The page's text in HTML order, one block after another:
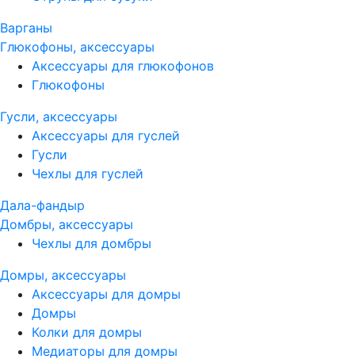
Варганы
Глюкофоны, аксессуары
Аксессуары для глюкофонов
Глюкофоны
Гусли, аксессуары
Аксессуары для гуслей
Гусли
Чехлы для гуслей
Дала-фандыр
Домбры, аксессуары
Чехлы для домбры
Домры, аксессуары
Аксессуары для домры
Домры
Колки для домры
Медиаторы для домры